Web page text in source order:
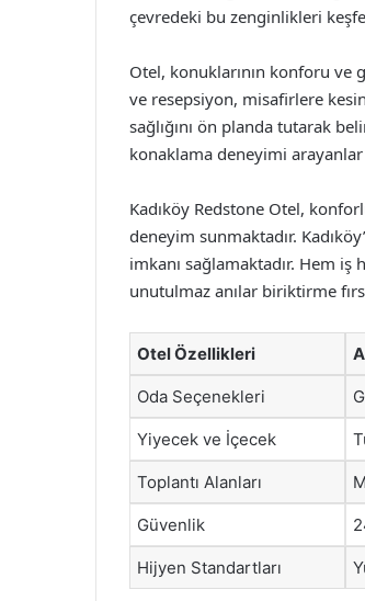
çevredeki bu zenginlikleri
Otel, konuklarının konforu
ve resepsiyon, misafirlere
sağlığını ön planda tutarak
konaklama deneyimi
Kadıköy Redstone Otel,
deneyim sunmaktadır.
imkanı sağlamaktadır. Hem
unutulmaz anılar biriktirme
Otel Özellikleri
Oda Seçenekleri
Yiyecek ve İçecek
Toplantı Alanları
Güvenlik
Hijyen Standartları